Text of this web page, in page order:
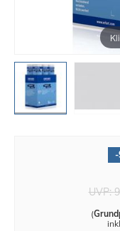
-
UVP:
(